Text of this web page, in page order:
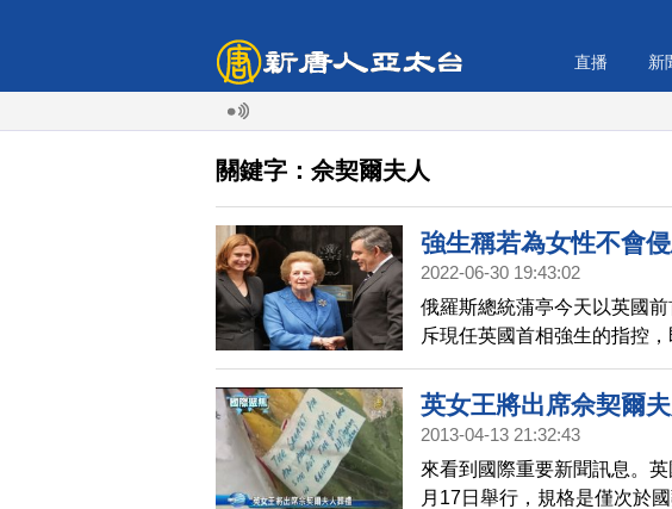
直播 新
關鍵字：佘契爾夫人
強生稱若為女性不會
2022-06-30 19:43:02
俄羅斯總統蒲亭今天以英國
斥現任英國首相強生的指控
論調。
英女王將出席佘契爾
2013-04-13 21:32:43
來看到國際重要新聞訊息。
月17日舉行，規格是僅次於